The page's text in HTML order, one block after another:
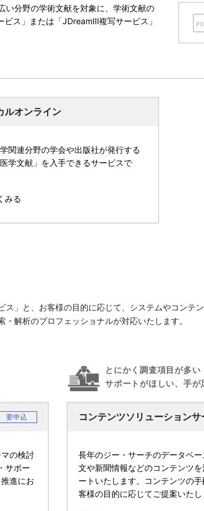
い分野の学術文献を対象に、学術文献の
ス」または「JDreamⅢ複写サービス」
ルオンライン
関連分野の学会や出版社が発行する
学文献」を入手できるサービスで
みる
」と、お客様の目的に応じて、システムやコンテ
解析のプロフェッショナルが対応いたします。
要申込
の検討
サポー
進にお
とにかく調査項目が多い
サポートがほしい、手が
コンテンツソリューションサ
長年のジー・サーチのデータベ
文や新聞情報などのコンテンツ
ートいたします。コンテンツの
客様の目的に応じてご提案いたし